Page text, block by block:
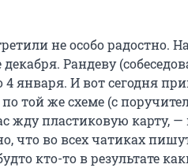
не особо радостно.
Рандеву
4 января. И вот сегодня
той же схеме (с
жду пластиковую карту,
что во всех чатиках
кто-то в результате